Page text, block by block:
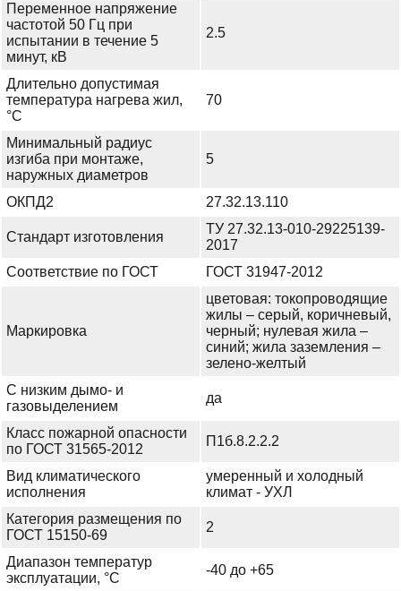
Переменное напряжение
частотой 50 Гц при
испытании в течение 5
минут, кВ
2.5
Длительно допустимая
температура нагрева жил,
°С
70
Минимальный радиус
изгиба при монтаже,
наружных диаметров
5
ОКПД2 27.32.13.110
Стандарт изготовления
ТУ 27.32.13-010-29225139-
2017
Соответствие по ГОСТ
ГОСТ 31947-2012
Маркировка
цветовая: токопроводящие
жилы – серый, коричневый,
черный; нулевая жила –
синий; жила заземления –
зелено-желтый
С низким дымо- и
газовыделением
да
Класс пожарной опасности
по ГОСТ 31565-2012
П1б.8.2.2.2
Вид климатического
исполнения
умеренный и холодный
климат - УХЛ
Категория размещения по
ГОСТ 15150-69
2
Диапазон температур
эксплуатации, °С
-40 до +65